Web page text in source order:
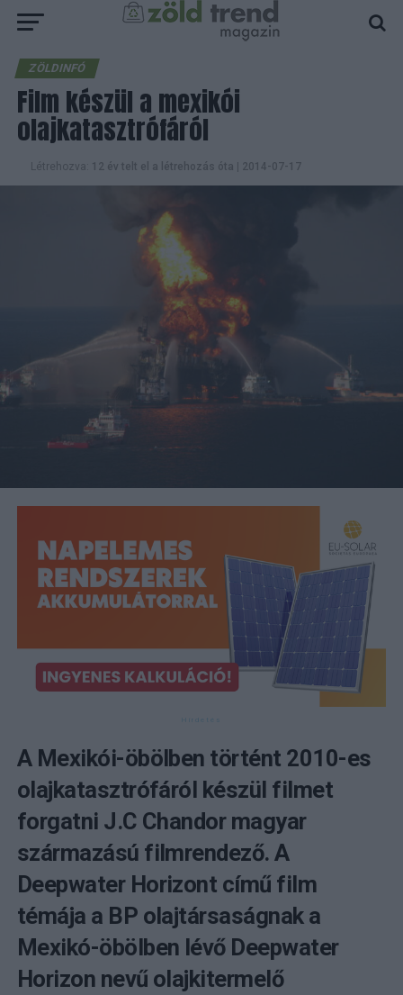
ZÖLDINFÓ
Film készül a mexikói
olajkatasztrófáról
Létrehozva: 12 év telt el a létrehozás óta 2014-07-17
A Mexikói-öbölben történt 2010-es
olajkatasztrófáról készül filmet
forgatni J.C Chandor magyar
származású filmrendező. A
Deepwater Horizont című film
témája a BP olajtársaságnak a
Mexikó-öbölben lévő Deepwater
Horizon nevű olajkitermelő